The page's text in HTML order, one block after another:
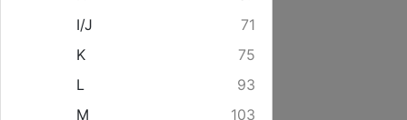
I/J
71
K
75
L
93
M
103